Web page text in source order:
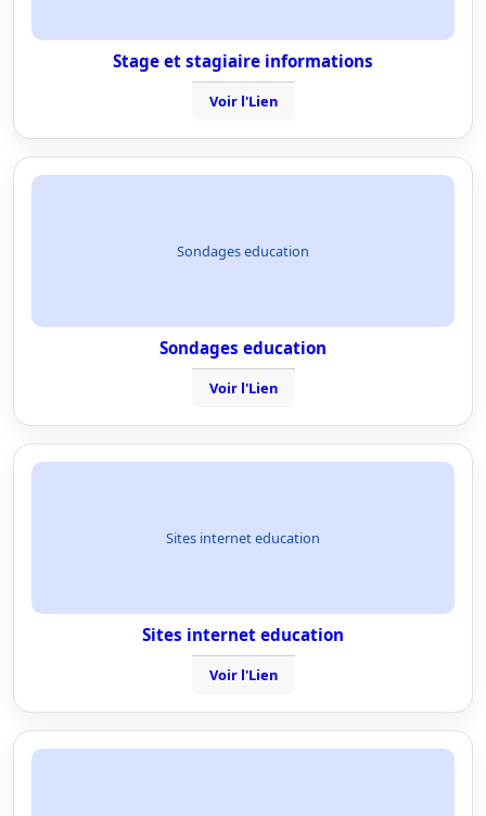
Stage et stagiaire informations
Voir l'Lien
Sondages education
Sondages education
Voir l'Lien
Sites internet education
Sites internet education
Voir l'Lien